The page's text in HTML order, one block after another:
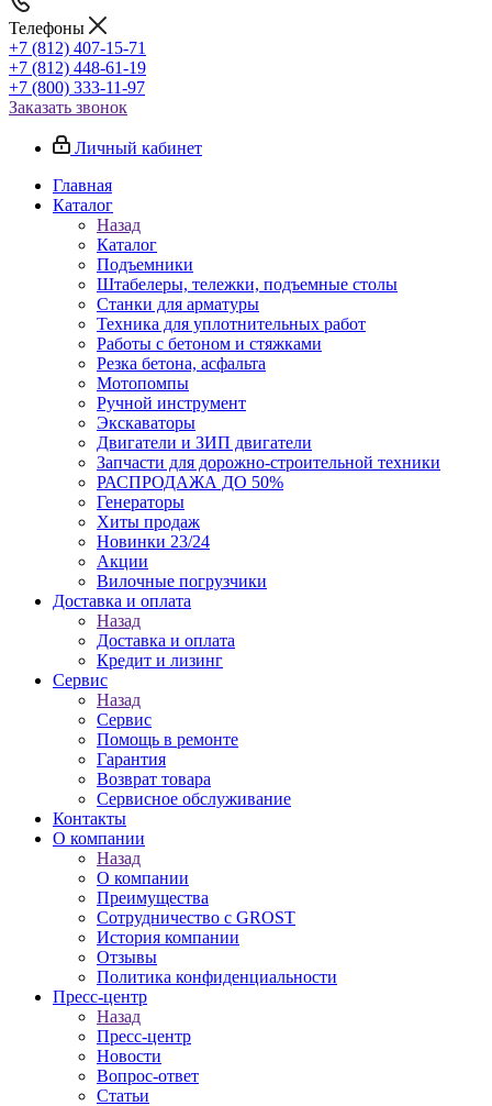
Телефоны
+7 (812) 407-15-71
+7 (812) 448-61-19
+7 (800) 333-11-97
Заказать звонок
Личный кабинет
Главная
Каталог
Назад
Каталог
Подъемники
Штабелеры, тележки, подъемные столы
Станки для арматуры
Техника для уплотнительных работ
Работы с бетоном и стяжками
Резка бетона, асфальта
Мотопомпы
Ручной инструмент
Экскаваторы
Двигатели и ЗИП двигатели
Запчасти для дорожно-строительной техники
РАСПРОДАЖА ДО 50%
Генераторы
Хиты продаж
Новинки 23/24
Акции
Вилочные погрузчики
Доставка и оплата
Назад
Доставка и оплата
Кредит и лизинг
Сервис
Назад
Сервис
Помощь в ремонте
Гарантия
Возврат товара
Сервисное обслуживание
Контакты
О компании
Назад
О компании
Преимущества
Сотрудничество с GROST
История компании
Отзывы
Политика конфиденциальности
Пресс-центр
Назад
Пресс-центр
Новости
Вопрос-ответ
Статьи